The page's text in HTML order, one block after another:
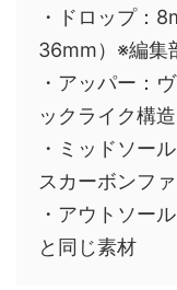
・ドロップ：
36mm）※編集
・アッパー：
ックライク構
・ミッドソー
スカーボンフ
・アウトソー
と同じ素材